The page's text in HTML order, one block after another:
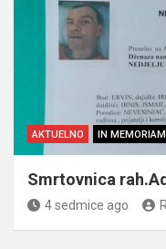
AKTUELNO IN MEMORIAM
Smrtovnica
4 sedmice ago